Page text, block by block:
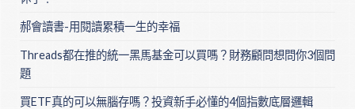
郝會讀書-用閱讀累積一生的幸福
Threads都在推的統一黑馬基金可以買嗎？財務顧問想問你3個問
題
買ETF真的可以無腦存嗎？投資新手必懂的4個指數底層邏輯